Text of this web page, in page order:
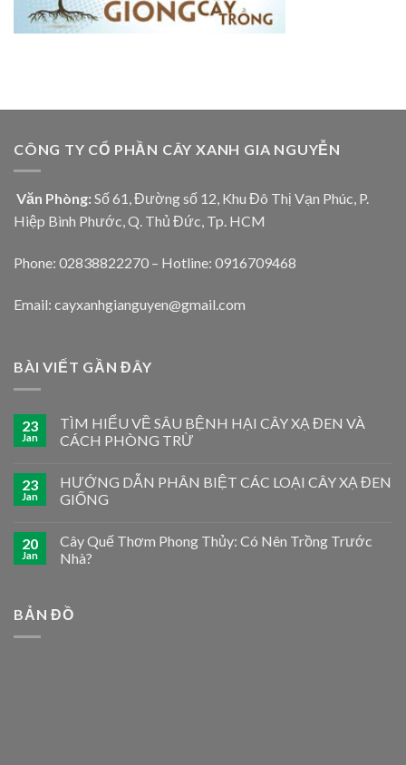
CÔNG TY CỔ PHẦN CÂY XANH GIA NGUYỄN
Văn Phòng: Số 61, Đường số 12, Khu Đô Thị Vạn Phúc, P.
Hiệp Bình Phước, Q. Thủ Đức, Tp. HCM
Phone: 02838822270 – Hotline: 0916709468
Email: cayxanhgianguyen@gmail.com
BÀI VIẾT GẦN ĐÂY
23
Jan
TÌM HIỂU VỀ SÂU BỆNH HẠI CÂY XẠ ĐEN VÀ
CÁCH PHÒNG TRỪ
23
Jan
HƯỚNG DẪN PHÂN BIỆT CÁC LOẠI CÂY XẠ ĐEN
GIỐNG
20
Jan
Cây Quế Thơm Phong Thủy: Có Nên Trồng Trước
Nhà?
BẢN ĐỒ